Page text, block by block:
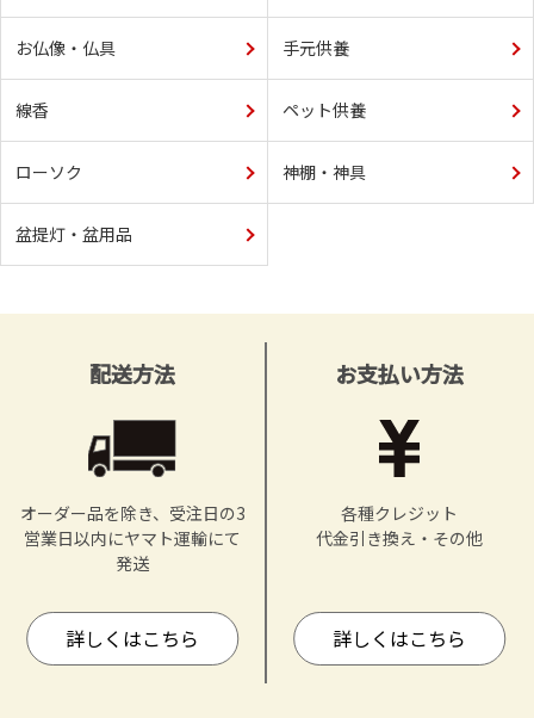
お仏像・仏具 手元供養
線香 ペット供養
ローソク 神棚・神具
盆提灯・盆用品
配送方法
オーダー品を除き、受注日の3
営業日以内にヤマト運輸にて
発送
詳しくはこちら
お支払い方法
各種クレジット
代金引き換え・その他
詳しくはこちら